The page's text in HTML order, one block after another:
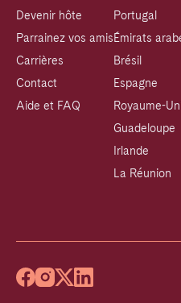
Devenir hôte
Parrainez vos amis
Carrières
Contact
Aide et FAQ
Portugal
Émirats
Brésil
Espagne
Royaume-
Guadeloupe
Irlande
La Réunion